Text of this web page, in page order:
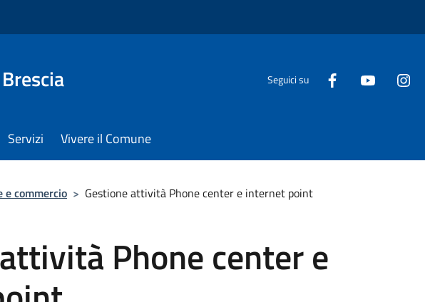
Seguici su
Servizi Vivere il Comune
e commercio > Gestione attività Phone center e internet point
Phone center e